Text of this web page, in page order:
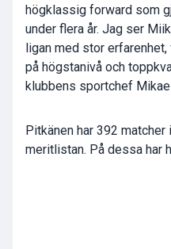
högklassig forward som
under flera år. Jag ser
ligan med stor
på högstanivå och
klubbens sportchef
Pitkänen har 392
meritlistan. På dessa har